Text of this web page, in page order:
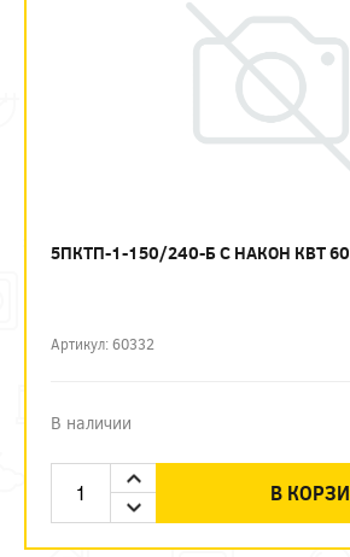
5ПКТП-1-150/240-Б С НАКОН КВТ
Артикул: 60332
В наличии
В